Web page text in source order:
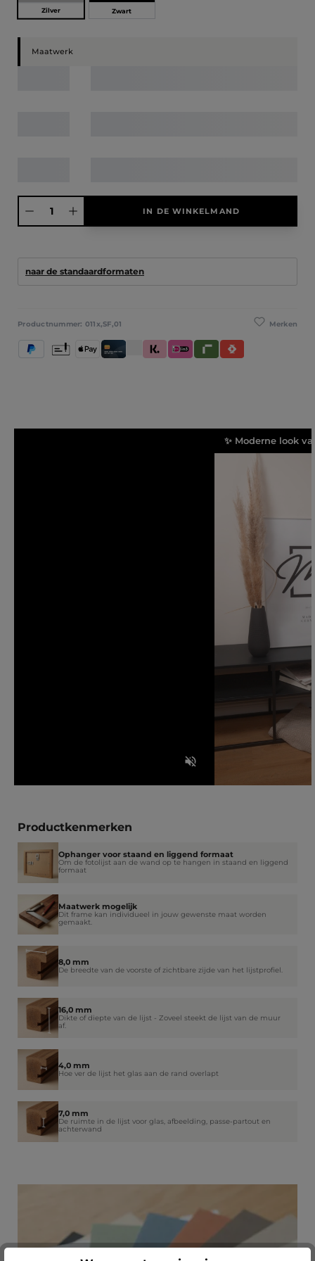
Zilver Zwart
Maatwerk
IN DE WINKELMAND
naar de standaardformaten
Merken
Productnummer: 011x,SF,01
PayPal Apple PayCreditcard / BetaalpasKlarna (Achteraf betalen / In delen
iDeal IN3RivertySatispay
Vooruitbetaling
✨ Moderne look
Productkenmerken
Ophanger voor staand en liggend formaat
Om de fotolijst aan de wand op te hangen in staand en liggend
formaat
Maatwerk mogelijk
Dit frame kan individueel in jouw gewenste maat worden
gemaakt.
8,0 mm
De breedte van de voorste of zichtbare zijde van het lijstprofiel.
16,0 mm
Dikte of diepte van de lijst - Zoveel steekt de lijst van de muur
af.
4,0 mm
Hoe ver de lijst het glas aan de rand overlapt
7,0 mm
De ruimte in de lijst voor glas, afbeelding, passe-partout en
achterwand